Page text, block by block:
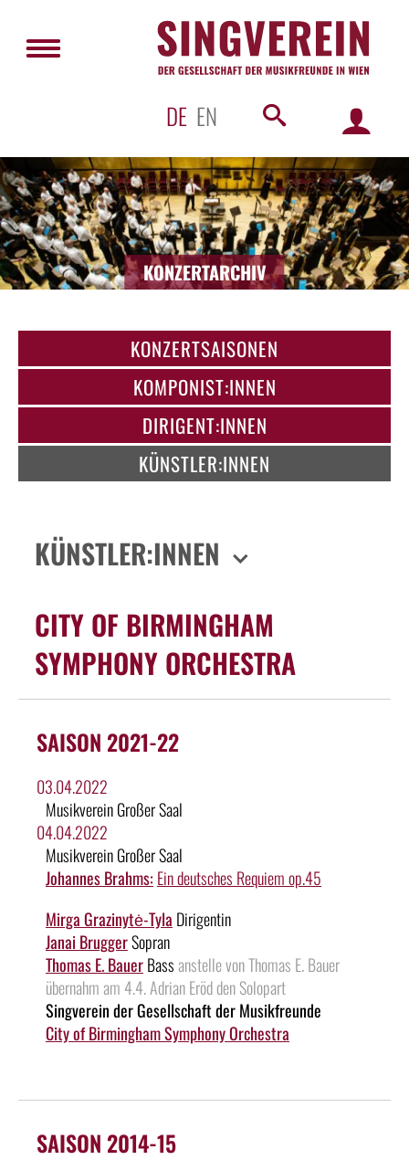
DE EN
KONZERTARCHIV
KONZERTSAISONEN
KOMPONIST:INNEN
DIRIGENT:INNEN
KÜNSTLER:INNEN
KÜNSTLER:INNEN
CITY OF BIRMINGHAM
SYMPHONY ORCHESTRA
SAISON 2021-22
03.04.2022
Musikverein Großer Saal
04.04.2022
Musikverein Großer Saal
Johannes Brahms: Ein deutsches Requiem op.45
Mirga Grazinytė-Tyla Dirigentin
Janai BruggerSopran
Thomas E. BauerBass anstelle von Thomas E. Bauer
übernahm am 4.4. Adrian Eröd den Solopart
Singverein der Gesellschaft der Musikfreunde
City of Birmingham Symphony Orchestra
SAISON 2014-15